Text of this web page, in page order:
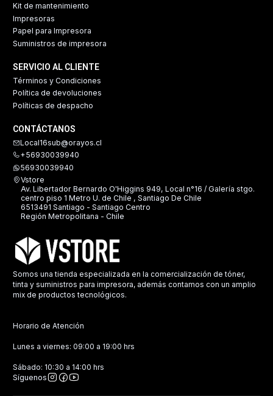
Kit de mantenimiento
Impresoras
Papel para Impresora
Suministros de impresora
SERVICIO AL CLIENTE
Términos y Condiciones
Política de devoluciones
Políticas de despacho
CONTÁCTANOS
Local16sub@orayos.cl
+56930039940
56930039940
Vstore
Av. Libertador Bernardo O'Higgins 949, Local n°16 / Galería stgo.
centro piso 1 Metro U. de Chile , Santiago De Chile
6513491 Santiago - Santiago Centro
Región Metropolitana - Chile
Somos una tienda especializada en la comercialización de tóner,
tinta y suministros para impresora, además contamos con un amplio
mix de productos tecnológicos.
Horario de Atención
Lunes a viernes: 09:00 a 19:00 hrs
Sábado: 10:30 a 14:00 hrs
Síguenos